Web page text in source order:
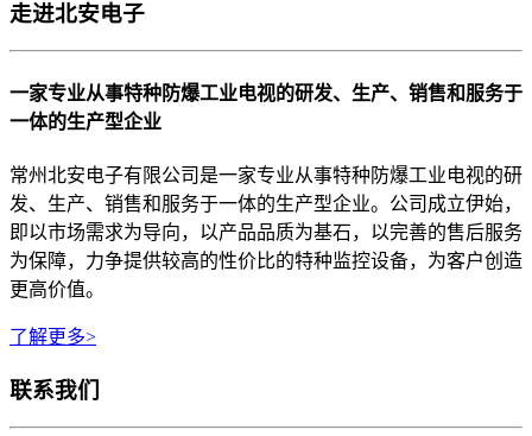
走进北安电子
一家专业从事特种防爆工业电视的研发、生产、销售和服务于
一体的生产型企业
常州北安电子有限公司是一家专业从事特种防爆工业电视的研
发、生产、销售和服务于一体的生产型企业。公司成立伊始，
即以市场需求为导向，以产品品质为基石，以完善的售后服务
为保障，力争提供较高的性价比的特种监控设备，为客户创造
更高价值。
了解更多>
联系我们